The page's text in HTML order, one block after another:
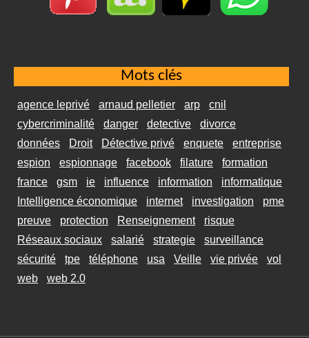
Mots clés
agence leprivé arnaud pelletier arp
cnil
cybercriminalité
danger detective
divorce
données
Droit Détective privé enquete
entreprise
espion
espionnage facebook filature
formation
france
gsm ie influence information
informatique
Intelligence économique
internet investigation
pme
preuve
protection Renseignement
risque
Réseaux sociaux
salarié strategie
surveillance
sécurité
tpe téléphone usa Veille vie privée
vol
web
web 2.0